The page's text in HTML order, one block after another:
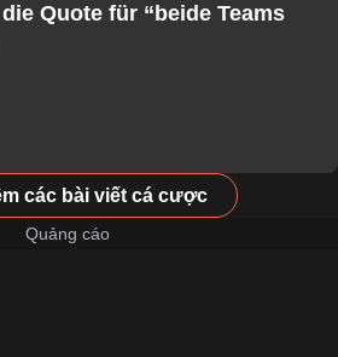
Quote für “beide Teams
các bài viết cá cược